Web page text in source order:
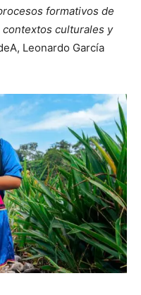
formativos de
culturales y
Leonardo García